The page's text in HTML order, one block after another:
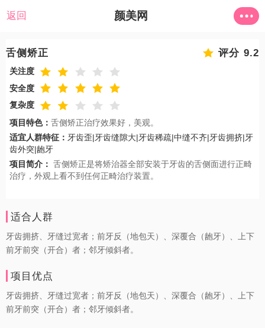
返回 颜美网
舌侧矫正 评分 9.2
关注度
安全度
复杂度
项目特色： 舌侧矫正治疗效果好，美观。
适宜人群特征： 牙齿歪|牙齿缝隙大|牙齿稀疏|中缝不齐|牙齿拥挤|牙
齿外突|龅牙
项目简介： 舌侧矫正是将矫治器全部安装于牙齿的舌侧面进行正畸
治疗，外观上看不到任何正畸治疗装置。
适合人群
牙齿拥挤、牙缝过宽者；前牙反（地包天）、深覆合（龅牙）、上下
前牙前突（开合）者；邻牙倾斜者。
项目优点
牙齿拥挤、牙缝过宽者；前牙反（地包天）、深覆合（龅牙）、上下
前牙前突（开合）者；邻牙倾斜者。